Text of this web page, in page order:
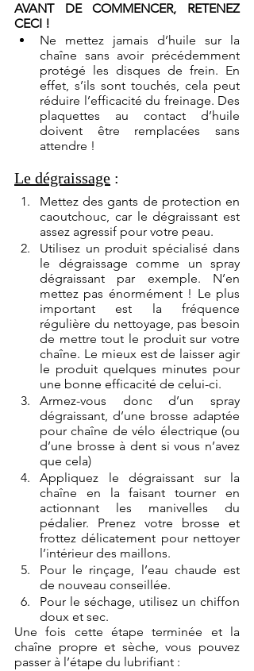
AVANT DE COMMENCER, RETENEZ
CECI !
Ne mettez jamais d’huile sur la
chaîne sans avoir précédemment
protégé les disques de frein. En
effet, s’ils sont touchés, cela peut
réduire l’efficacité du freinage. Des
plaquettes au contact d’huile
doivent être remplacées sans
attendre !
Le dégraissage :
Mettez des gants de protection en
caoutchouc, car le dégraissant est
assez agressif pour votre peau.
Utilisez un produit spécialisé dans
le dégraissage comme un spray
dégraissant par exemple. N’en
mettez pas énormément ! Le plus
important est la fréquence
régulière du nettoyage, pas besoin
de mettre tout le produit sur votre
chaîne. Le mieux est de laisser agir
le produit quelques minutes pour
une bonne efficacité de celui-ci.
Armez-vous donc d’un spray
dégraissant, d’une brosse adaptée
pour chaîne de vélo électrique (ou
d’une brosse à dent si vous n’avez
que cela)
Appliquez le dégraissant sur la
chaîne en la faisant tourner en
actionnant les manivelles du
pédalier. Prenez votre brosse et
frottez délicatement pour nettoyer
l’intérieur des maillons.
Pour le rinçage, l’eau chaude est
de nouveau conseillée.
Pour le séchage, utilisez un chiffon
doux et sec.
Une fois cette étape terminée et la
chaîne propre et sèche, vous pouvez
passer à l’étape du lubrifiant :